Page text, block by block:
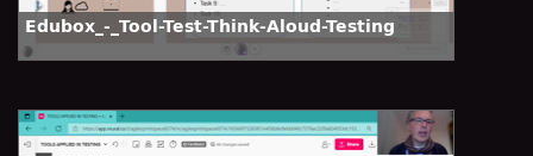
Edubox_-_Tool-Test-Think-Aloud-Testing